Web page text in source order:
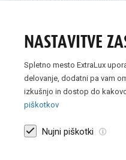
NASTAVITVE
Spletno mesto ExtraLux
delovanje, dodatni pa vam
izkušnjo in dostop do
piškotkov
Nujni piškotki